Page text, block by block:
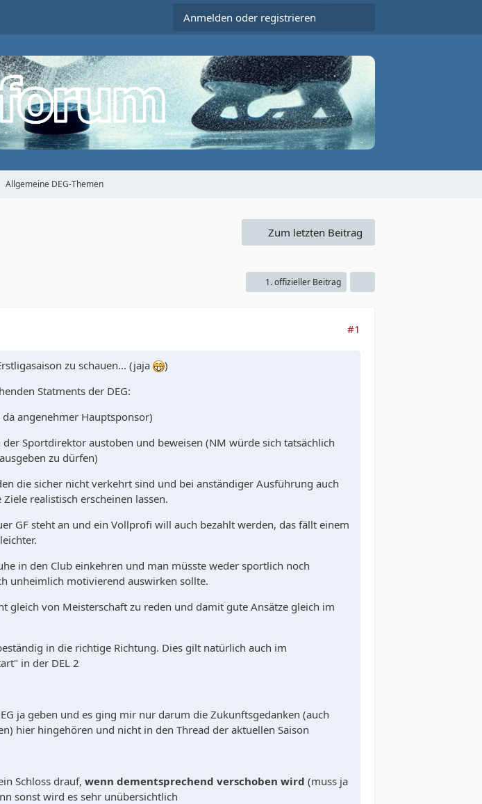
Anmelden oder registrieren
Allgemeine DEG-Themen
Zum letzten Beitrag
1. offizieller Beitrag
#1
zu schauen... (jaja
)
Statments der DEG:
angenehmer Hauptsponsor)
Sportdirektor austoben und beweisen (NM würde sich tatsächlich
zu dürfen)
die sicher nicht verkehrt sind und bei anständiger Ausführung auch
realistisch erscheinen lassen.
GF steht an und ein Vollprofi will auch bezahlt werden, das fällt einem
in den Club einkehren und man müsste weder sportlich noch
unheimlich motivierend auswirken sollte.
gleich von Meisterschaft zu reden und damit gute Ansätze gleich im
in die richtige Richtung. Dies gilt natürlich auch im
in der DEL 2
ja geben und es ging mir nur darum die Zukunftsgedanken (auch
hier hingehören und nicht in den Thread der aktuellen Saison
Schloss drauf,wenn dementsprechend verschoben wird (muss ja
sonst wird es sehr unübersichtlich